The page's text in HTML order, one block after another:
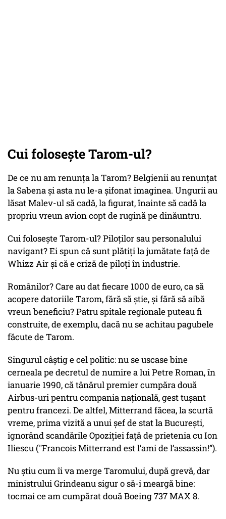
Cui folosește Tarom-ul?
De ce nu am renunța la Tarom? Belgienii au renunțat
la Sabena și asta nu le-a șifonat imaginea. Ungurii au
lăsat Malev-ul să cadă, la figurat, înainte să cadă la
propriu vreun avion copt de rugină pe dinăuntru.
Cui folosește Tarom-ul? Piloților sau personalului
navigant? Ei spun că sunt plătiți la jumătate față de
Whizz Air și că e criză de piloți în industrie.
Românilor? Care au dat fiecare 1000 de euro, ca să
acopere datoriile Tarom, fără să știe, și fără să aibă
vreun beneficiu? Patru spitale regionale puteau fi
construite, de exemplu, dacă nu se achitau pagubele
făcute de Tarom.
Singurul câștig e cel politic: nu se uscase bine
cerneala pe decretul de numire a lui Petre Roman, în
ianuarie 1990, că tânărul premier cumpăra două
Airbus-uri pentru compania națională, gest tușant
pentru francezi. De altfel, Mitterrand făcea, la scurtă
vreme, prima vizită a unui șef de stat la București,
ignorând scandările Opoziției față de prietenia cu Ion
Iliescu ("Francois Mitterrand est l’ami de l’assassin!”).
Nu știu cum îi va merge Taromului, după grevă, dar
ministrului Grindeanu sigur o să-i meargă bine:
tocmai ce am cumpărat două Boeing 737 MAX 8.